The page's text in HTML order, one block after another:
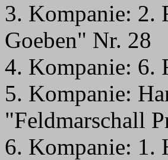
3. Kompanie: 2.
Goeben" Nr. 28
4. Kompanie: 6.
5. Kompanie:
"Feldmarschall
6. Kompanie: 1.